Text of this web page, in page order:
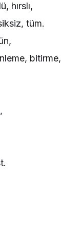
hırslı,
tüm.
bitirme,